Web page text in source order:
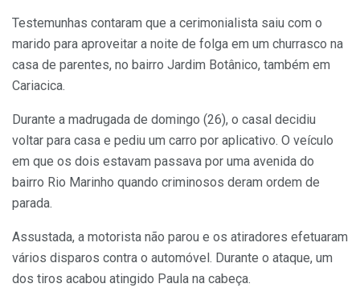
Testemunhas contaram que a cerimonialista saiu com o
marido para aproveitar a noite de folga em um churrasco na
casa de parentes, no bairro Jardim Botânico, também em
Cariacica.
Durante a madrugada de domingo (26), o casal decidiu
voltar para casa e pediu um carro por aplicativo. O veículo
em que os dois estavam passava por uma avenida do
bairro Rio Marinho quando criminosos deram ordem de
parada.
Assustada, a motorista não parou e os atiradores efetuaram
vários disparos contra o automóvel. Durante o ataque, um
dos tiros acabou atingido Paula na cabeça.